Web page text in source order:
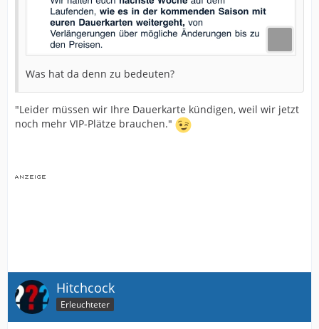
Was hat da denn zu bedeuten?
"Leider müssen wir Ihre Dauerkarte kündigen, weil wir jetzt
noch mehr VIP-Plätze brauchen."
Hitchcock
Erleuchteter